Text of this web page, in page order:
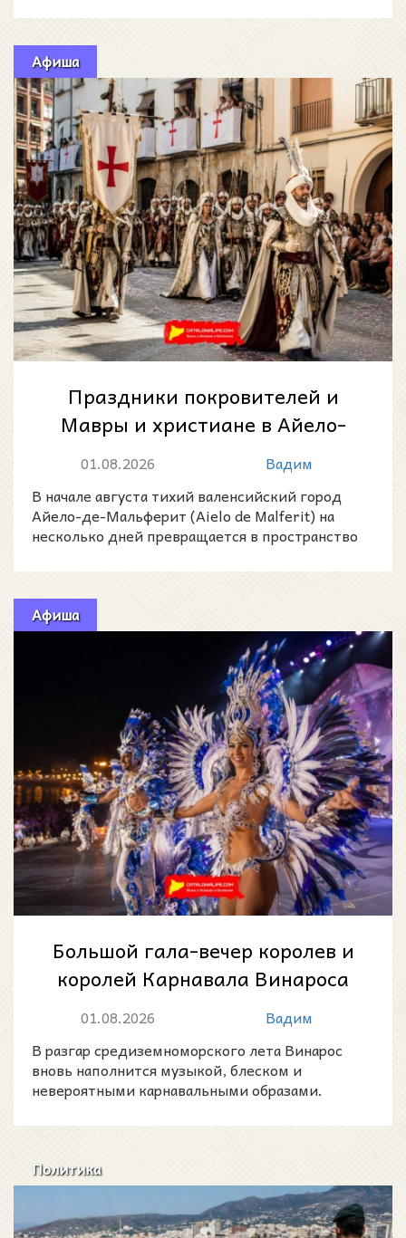
Афиша
Праздники покровителей и
Мавры и христиане в Айело-
де-Мальферит 2026
01.08.2026
Вадим
В начале августа тихий валенсийский город
Айело-де-Мальферит (Aielo de Malferit) на
несколько дней превращается в пространство
Афиша
Большой гала-вечер королев и
королей Карнавала Винароса
2026: летняя ночь фантазии у
01.08.2026
Вадим
В разгар средиземноморского лета Винарос
вновь наполнится музыкой, блеском и
невероятными карнавальными образами.
Политика